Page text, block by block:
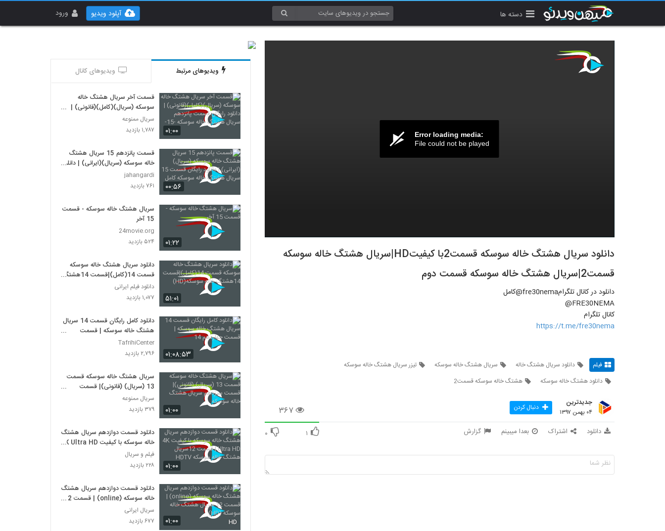
دسته ها ورود آپلود ویدیو
Error loading media:
File could not be played
دانلود سریال هشتگ خاله سوسکه قسمت2با کیفیتHD|سریال هشتگ خاله سوسکه
قسمت2|سریال هشتگ خاله سوسکه قسمت دوم
دانلود در کانال تلگرامfre30nema@کامل
FRE30NEMA@
کانال تلگرام
https://t.me/fre30nema
فیلم دانلود سریال هشتگ خاله سریال هشتگ خاله سوسکه
تیزر سریال هشتگ خاله سوسکه
دانلود هشتگ خاله سوسکه
هشتگ خاله سوسکه قسمت2
۳۶۷
جدیدترین
۰۴ بهمن ۱۳۹۷ دنبال کردن
دانلود اشتراک بعدا میبینم گزارش ۱ ۰
ویدیوهای مرتبط ویدیوهای کانال
۰۱:۰۰
قسمت آخر سریال هشتگ خاله
سوسکه (سریال)(کامل)(قانونی) |
دانلود رایگان قسمت پانزدهم سریال
هشتگ خاله سوسکه -15-
سریال ممنوعه
۱,۷۸۷ بازدید
۰۰:۵۶
قسمت پانزدهم 15 سریال هشتگ
خاله سوسکه (سریال)(ایرانی) | دانلود
خاله سوسکه کامل
jahangardi
۷۶۱ بازدید
۰۱:۲۲
سریال هشتگ خاله سوسکه - قسمت
15 آخر
24movie.org
۵۲۴ بازدید
۵۱:۰۱
دانلود سریال هشتگ خاله سوسکه
قسمت 14(کامل)|قسمت 14هشتگ
خاله سوسکه(HD)
دانلود فیلم ایرانی
۱,۰۷۷ بازدید
۰۱:۰۸:۵۳
دانلود کامل رایگان قسمت 14 سریال
هشتگ خاله سوسکه | قسمت
چهاردهم 14
TafrihiCenter
۲,۷۹۶ بازدید
۰۱:۰۰
سریال هشتگ خاله سوسکه قسمت
13 (سریال) (قانونی)| قسمت
سیزدهم سریال هشتگ خاله سوسکه
سریال ممنوعه
۳۷۹ بازدید
۰۱:۰۰
دانلود قسمت دوازدهم سریال هشتگ
خاله سوسکه با کیفیت 4K Ultra HD
سوسکه HDTV
فیلم و سریال
۲۲۸ بازدید
۰۱:۰۰ HD
دانلود قسمت دوازدهم سریال هشتگ
خاله سوسکه (online) | قسمت 12
سریال هشتگ خاله سوسکه (HD)
سریال ایرانی
۶۷۷ بازدید